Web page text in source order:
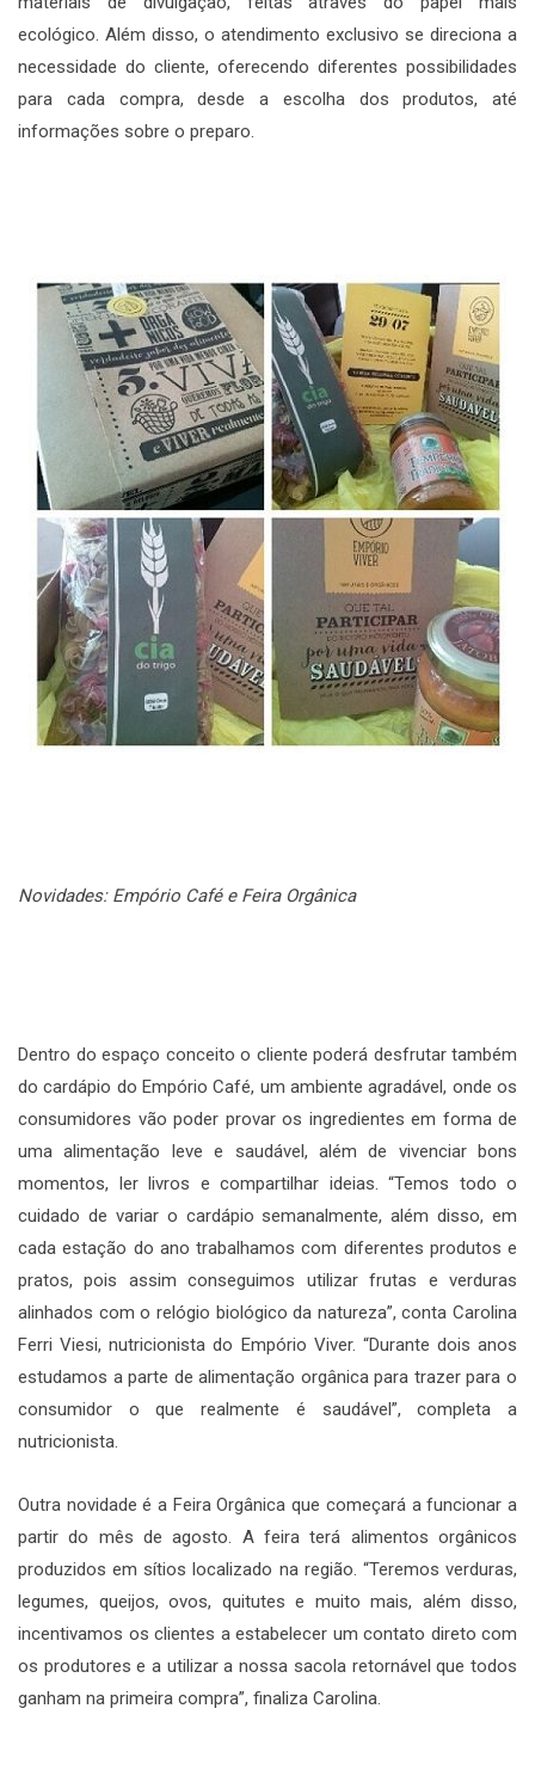
ecológico. Além disso, o atendimento exclusivo se direciona a
necessidade do cliente, oferecendo diferentes possibilidades
para cada compra, desde a escolha dos produtos, até
informações sobre o preparo.
Novidades: Empório Café e Feira Orgânica
Dentro do espaço conceito o cliente poderá desfrutar também
do cardápio do Empório Café, um ambiente agradável, onde os
consumidores vão poder provar os ingredientes em forma de
uma alimentação leve e saudável, além de vivenciar bons
momentos, ler livros e compartilhar ideias. “Temos todo o
cuidado de variar o cardápio semanalmente, além disso, em
cada estação do ano trabalhamos com diferentes produtos e
pratos, pois assim conseguimos utilizar frutas e verduras
alinhados com o relógio biológico da natureza”, conta Carolina
Ferri Viesi, nutricionista do Empório Viver. “Durante dois anos
estudamos a parte de alimentação orgânica para trazer para o
consumidor o que realmente é saudável”, completa a
nutricionista.
Outra novidade é a Feira Orgânica que começará a funcionar a
partir do mês de agosto. A feira terá alimentos orgânicos
produzidos em sítios localizado na região. “Teremos verduras,
legumes, queijos, ovos, quitutes e muito mais, além disso,
incentivamos os clientes a estabelecer um contato direto com
os produtores e a utilizar a nossa sacola retornável que todos
ganham na primeira compra”, finaliza Carolina.